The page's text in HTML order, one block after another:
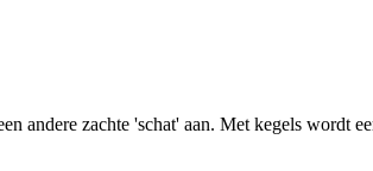
andere zachte 'schat' aan. Met kegels wordt